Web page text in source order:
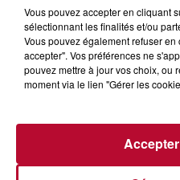
SOIRÉE DJ PLAYA
Vous pouvez accepter en cliquant
sélectionnant les finalités et/ou
Vous pouvez également refuser
accepter". Vos préférences ne
pouvez mettre à jour vos choix, ou
moment via le lien "Gérer les